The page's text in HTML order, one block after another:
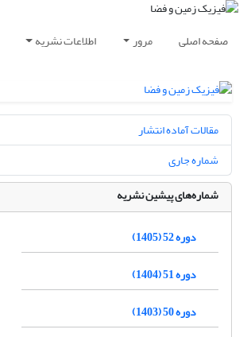
صفحه اصلی مرور اطلاعات نشریه
مقالات آماده انتشار
شماره جاری
شماره‌های پیشین نشریه
دوره 52 (1405)
دوره 51 (1404)
دوره 50 (1403)